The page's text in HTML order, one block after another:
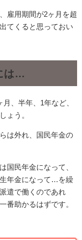
雇用期間が2ヶ月を超
てくると思っておい
は…
、半年、1年など、
ょう。
は外れ、国民年金の
国民年金になって、
年金になって…を繰
遣で働くのであれ
番助かるはずです。